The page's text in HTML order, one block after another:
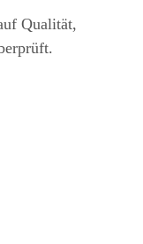
Qualität,